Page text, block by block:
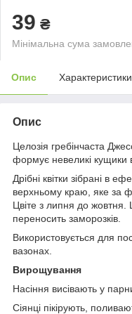
39 ₴
Мінімальна сума
Опис Характеристики
Опис
Целозія гребінчаста
формує невеликі кущики
Дрібні квітки ​​зібрані в
верхньому краю, яке за
Цвіте з липня до
переносить заморозків.
Використовується для
вазонах.
Вирощування
Насіння висівають у
Сіянці пікірують,